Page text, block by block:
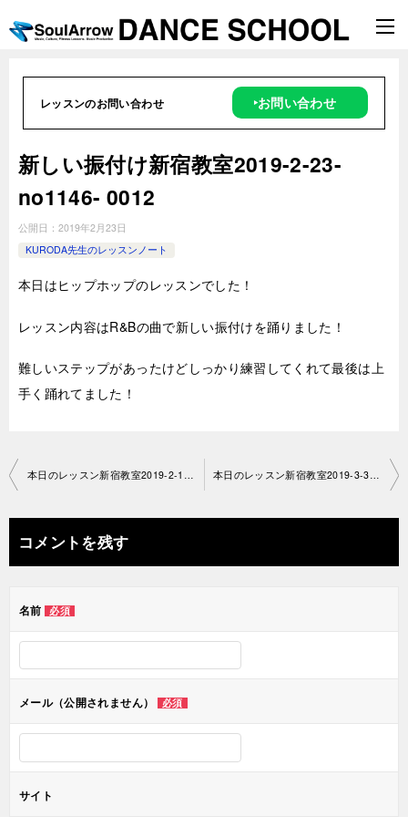
レッスンのお問い合わせ ‣お問い合わせ
新しい振付け新宿教室2019-2-23-
no1146- 0012
公開日： 2019年2月23日
KURODA先生のレッスンノート
本日はヒップホップのレッスンでした！
レッスン内容はR&Bの曲で新しい振付けを踊りました！
難しいステップがあったけどしっかり練習してくれて最後は上
手く踊れてました！
投
ナ
ビ
ー
ン
コメントを残す
名前 必須
メール（公開されません） 必須
サイト